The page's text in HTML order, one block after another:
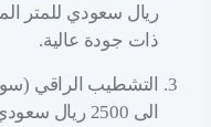
ريال سعودي للمتر
ذات جودة عالية.
الى 2500